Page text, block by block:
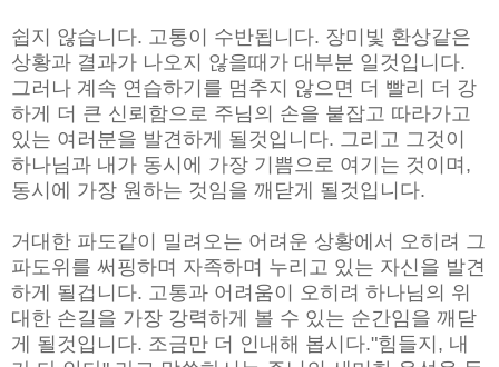
쉽지 않습니다. 고통이 수반됩니다. 장미빛 환상같은
상황과 결과가 나오지 않을때가 대부분 일것입니다.
그러나 계속 연습하기를 멈추지 않으면 더 빨리 더 강
하게 더 큰 신뢰함으로 주님의 손을 붙잡고 따라가고
있는 여러분을 발견하게 될것입니다. 그리고 그것이
하나님과 내가 동시에 가장 기쁨으로 여기는 것이며,
동시에 가장 원하는 것임을 깨닫게 될것입니다.
거대한 파도같이 밀려오는 어려운 상황에서 오히려 그
파도위를 써핑하며 자족하며 누리고 있는 자신을 발견
하게 될겁니다. 고통과 어려움이 오히려 하나님의 위
대한 손길을 가장 강력하게 볼 수 있는 순간임을 깨닫
게 될것입니다. 조금만 더 인내해 봅시다."힘들지, 내